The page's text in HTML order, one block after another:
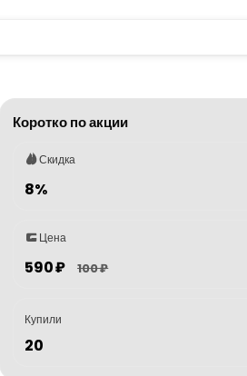
Коротко по акции
Скидка
8%
Цена
590 ₽ 100 ₽
Купили
20